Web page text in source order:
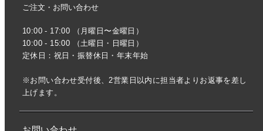
ご注文・お問い合わせ
10:00 - 17:00 （月曜日〜金曜日）
10:00 - 15:00 （土曜日・日曜日）
定休日：祝日・振替休日・年末年始
※お問い合わせ受付後、2営業日以内に担当者よりお返事を差し
上げます。